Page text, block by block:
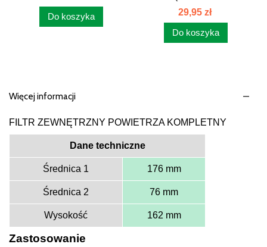
PRZEDNIA PRAWA...
Do koszyka
29,95 zł
Do koszyka
Więcej informacji
FILTR ZEWNĘTRZNY POWIETRZA KOMPLETNY
Dane techniczne
Średnica 1 176 mm
Średnica 2 76 mm
Wysokość 162 mm
Zastosowanie